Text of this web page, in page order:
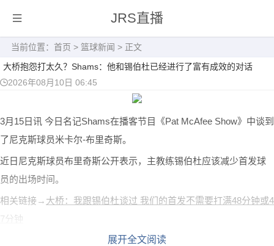
JRS直播
当前位置： 首页 > 篮球新闻 > 正文
大桥抱怨打太久？Shams：他和锡伯杜已经进行了富有成效的对话
2026年08月10日 06:45
3月15日讯 今日名记Shams在播客节目《Pat McAfee Show》中谈到
了尼克斯球员米卡尔-布里奇斯。
近日尼克斯球员布里奇斯公开表示，主教练锡伯杜应该减少首发球
员的出场时间。
相关链接→ 大桥：我跟锡伯杜谈过 我们的首发不需要打满48分钟或4
7分钟
展开全文阅读